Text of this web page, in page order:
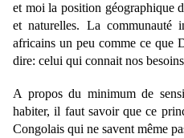
et moi la position géographique
et naturelles. La communauté
africains un peu comme ce que
dire: celui qui connait nos
A propos du minimum de
habiter, il faut savoir que ce
Congolais qui ne savent même